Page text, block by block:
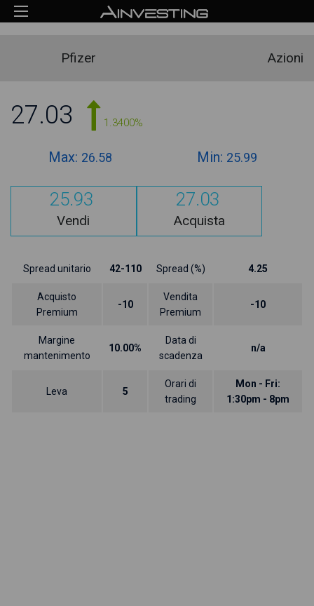
Pfizer Azioni
27.03 1.3400%
Max: 26.58 Min: 25.99
25.93
Vendi
27.03
Acquista
Spread unitario 42-110 Spread (%) 4.25
Acquisto
Premium
-10
Vendita
Premium
-10
Margine
mantenimento
10.00%
Data di
scadenza
n/a
Leva 5
Orari di
trading
Mon - Fri:
1:30pm - 8pm